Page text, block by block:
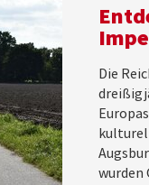
Die
wurden